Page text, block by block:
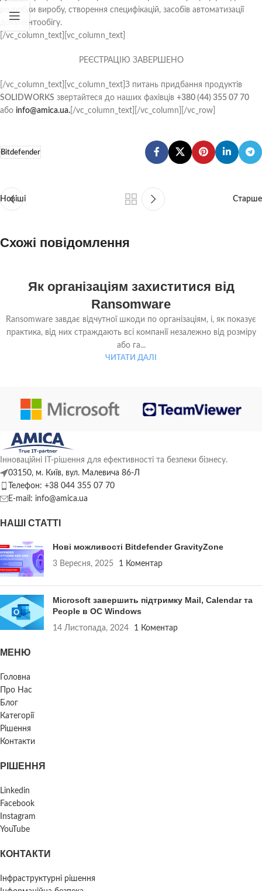
розробки виробу, створення специфікацій, засобів автоматизації
документообігу.
[/vc_column_text][vc_column_text]
РЕЄСТРАЦІЮ ЗАВЕРШЕНО
[/vc_column_text][vc_column_text]З питань придбання продуктів
SOLIDWORKS звертайтеся до наших фахівців +380 (44) 355 07 70
або info@amica.ua. [/vc_column_text][/vc_column][/vc_row]
Bitdefender
Новіші Старше
Схожі повідомлення
Як організаціям захиститися від
Ransomware
Ransomware завдає відчутної шкоди по організаціям, і, як показує
практика, від них страждають всі компанії незалежно від розміру
або га...
ЧИТАТИ ДАЛІ
Інноваційні ІТ-рішення для ефективності та безпеки бізнесу.
03150, м. Київ, вул. Малевича 86-Л
Телефон: +38 044 355 07 70
E-mail: info@amica.ua
НАШІ СТАТТІ
Нові можливості Bitdefender GravityZone
3 Вересня, 2025 1 Коментар
Microsoft завершить підтримку Mail, Calendar та
People в ОС Windows
14 Листопада, 2024 1 Коментар
МЕНЮ
Головна
Про Нас
Блог
Категорії
Рішення
Контакти
РІШЕННЯ
Linkedin
Facebook
Instagram
YouTube
КОНТАКТИ
Інфраструктурні рішення